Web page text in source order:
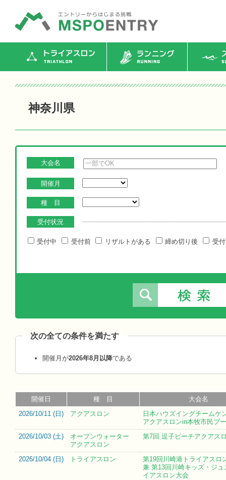
トライアスロン ランニング ス
神奈川県
大会名
開催月
種 目
受付状況
受付中 受付前 リザルトがある 締め切り後 受
次の全ての条件を満たす
開催月が2026年8月以降である
開催日 種 目
大会名
2026/10/11 (日 ) アクアスロン
日本ハウズイングチームケ
アクアスロンin本牧市民プ
2026/10/03 (土)
オープンウォーター
アクアスロン
第7回 逗子ビーチアクアス
2026/10/04 (日 ) トライアスロン
第19回川崎港トライアスロ
兼 第13回川崎キッズ・ジュ
イアスロン大会